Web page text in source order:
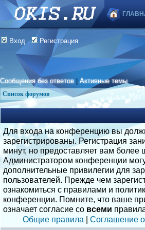
Вход Регистрация
Сообщения без ответов |Активные темы
Список форумов
Для входа на конференцию вы
зарегистрированы. Регистрация
минут, но предоставляет вам более
Администратором конференции
дополнительные привилегии для
пользователей. Прежде чем
ознакомиться с правилами и
конференции. Помните, что ваше
означает согласие со всеми
Общие правила | Соглашение